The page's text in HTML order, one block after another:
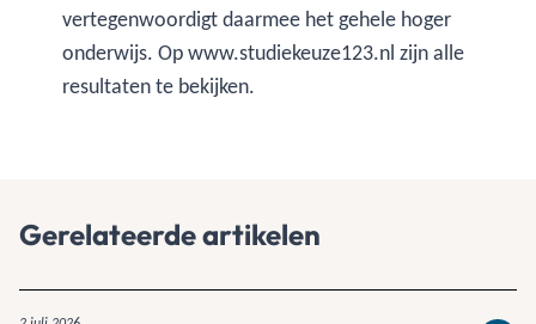
vertegenwoordigt daarmee het gehele hoger
onderwijs. Op www.studiekeuze123.nl zijn alle
resultaten te bekijken.
Gerelateerde artikelen